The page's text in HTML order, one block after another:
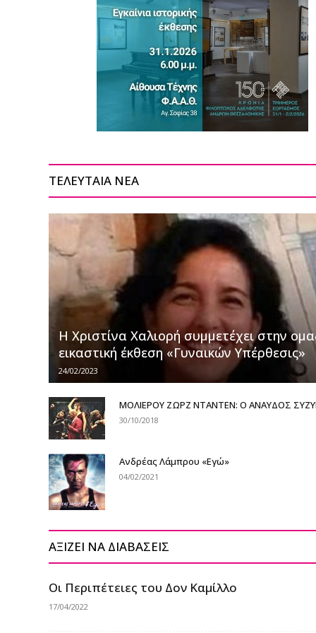
ΤΕΛΕΥΤΑΙΑ ΝΕΑ
Η Χριστίνα Χαλιορή συμμετέχει στην
εικαστική έκθεση «Γυναικών Υπέρθεσις»
24/02/2023
ΜΟΛΙΕΡΟΥ ΖΩΡΖ ΝΤΑΝΤΕΝ: Ο ΑΝΑΥΔΟΣ
30/10/2018
Ανδρέας Λάμπρου «Εγώ»
04/02/2021
ΑΞΙΖΕΙ ΝΑ ΔΙΑΒΑΣΕΙΣ
Οι Περιπέτειες του Δον Καμίλλο
17/04/2022